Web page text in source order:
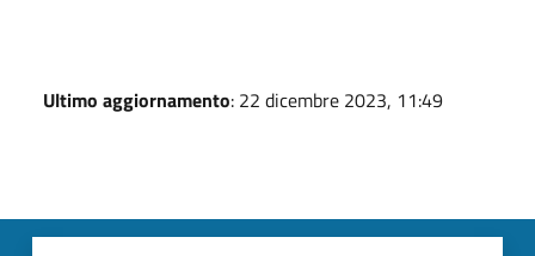
Ultimo aggiornamento: 22 dicembre 2023, 11:49